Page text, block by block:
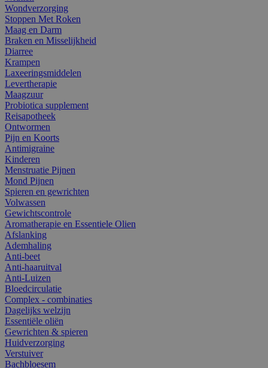
Wondverzorging
Stoppen Met Roken
Maag en Darm
Braken en Misselijkheid
Diarree
Krampen
Laxeeringsmiddelen
Levertherapie
Maagzuur
Probiotica supplement
Reisapotheek
Ontwormen
Pijn en Koorts
Antimigraine
Kinderen
Menstruatie Pijnen
Mond Pijnen
Spieren en gewrichten
Volwassen
Gewichtscontrole
Aromatherapie en Essentiele Olien
Afslanking
Ademhaling
Anti-beet
Anti-haaruitval
Anti-Luizen
Bloedcirculatie
Complex - combinaties
Dagelijks welzijn
Essentiële oliën
Gewrichten & spieren
Huidverzorging
Verstuiver
Bachbloesem